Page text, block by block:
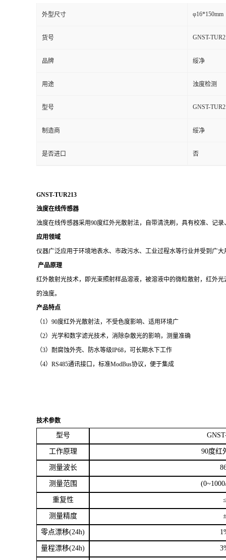
外型尺寸 φ16*150mm
货号 GNST-
品牌 绥净
用途 浊度检测
型号 GNST-
制造商 绥净
是否进口 否
GNST-TUR213
浊度在线传感器
浊度在线传感器采用90度红外光散射法，自带清洗刷，具有校准、记
应用领域
仪器广泛应用于环境地表水、市政污水、工业过程水等行业并受到广
产品原理
红外散射光技术，即光束照射样品溶液，被溶液中的微粒散射，红外
的浊度。
产品特点
（1）90度红外光散射法，不受色度影响、适用环境广
（2）光学和数字滤光技术，消除杂散光的影响，测量准确
（3）耐腐蚀外壳、防水等级IP68，可长期水下工作
（4）RS485通讯接口，标准ModBus协议，便于集成
技术参数
型号
工作原理 90度红
测量波长
测量范围
重复性
测量精度
零点漂移(24h)
量程漂移(24h)